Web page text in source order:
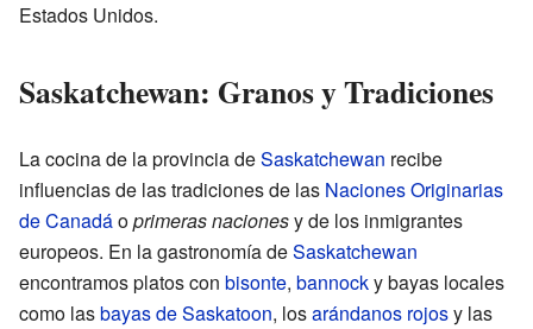
Estados Unidos.
Saskatchewan: Granos y Tradiciones
La cocina de la provincia deSaskatchewan recibe
influencias de las tradiciones de las Naciones Originarias
de Canadáoprimeras nacionesy de los inmigrantes
europeos. En la gastronomía deSaskatchewan
encontramos platos con bisonte, bannocky bayas locales
como lasbayas de Saskatoon, losarándanos rojosy las